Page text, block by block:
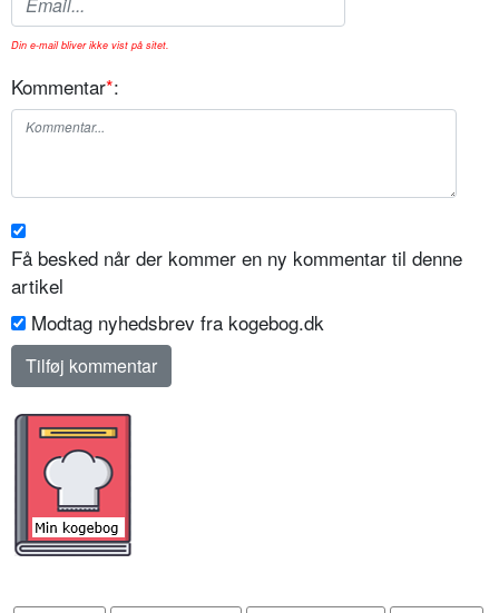
Din e-mail bliver ikke vist på sitet.
Kommentar*:
Få besked når der kommer en ny kommentar til denne
artikel
Modtag nyhedsbrev fra kogebog.dk